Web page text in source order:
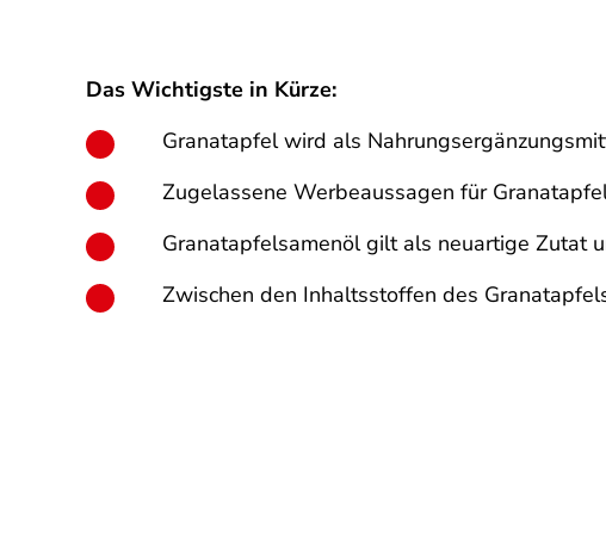
Das Wichtigste in Kürze:
Granatapfel wird als
Zugelassene Werbeaussagen für
Granatapfelsamenöl gilt als neuartige Zutat
Zwischen den Inhaltsstoffen des